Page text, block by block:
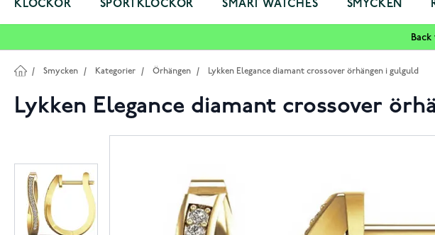
KLOCKOR SPORTKLOCKOR SMART WATCHES SMYCKEN
/ Smycken / Kategorier / Örhängen / Lykken Elegance diamant crossover örhängen i gulguld
Lykken Elegance diamant crossover